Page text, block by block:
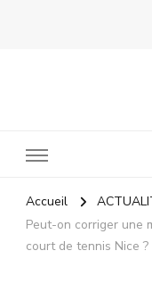
Accueil
Peut-on corriger une
court de tennis Nice ?